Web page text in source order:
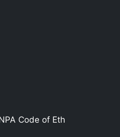
Code of Ethics